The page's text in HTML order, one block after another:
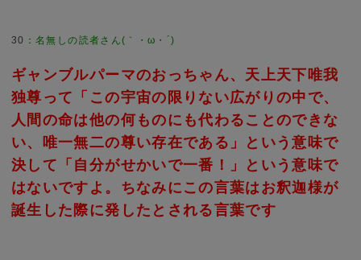
30 ：名無しの読者さん(｀・ω・´)
ギャンブルパーマのおっちゃん、天上天下唯我
独尊って「この宇宙の限りない広がりの中で、
人間の命は他の何ものにも代わることのできな
い、唯一無二の尊い存在である」という意味で
決して「自分がせかいで一番！」という意味で
はないですよ。ちなみにこの言葉はお釈迦様が
誕生した際に発したとされる言葉です